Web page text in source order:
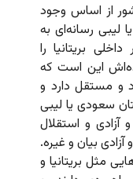
از اساس وجود
لیبی رسانه‌ای به
بریتانیا را
این است که
و مستقل دارد و
سعودی یا لیبی
و استقلال
بیان و غیره.
مثل بریتانیا و